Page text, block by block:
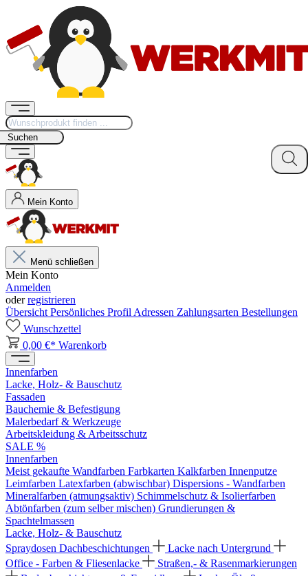
Suchen
Mein Konto
Menü schließen
Mein Konto
Anmelden
oderregistrieren
Übersicht Persönliches Profil Adressen Zahlungsarten Bestellungen
Wunschzettel
0,00 €* Warenkorb
Innenfarben
Lacke, Holz- & Bauschutz
Fassaden
Bauchemie & Befestigung
Malerbedarf & Werkzeuge
Arbeitskleidung & Arbeitsschutz
SALE %
Innenfarben
Meist gekaufte Wandfarben Farbkarten Kalkfarben Innenputze
Leimfarben Latexfarben (abwischbar) Dispersions - Wandfarben
Mineralfarben (atmungsaktiv) Schimmelschutz & Isolierfarben
Abtönfarben (zum selber mischen) Grundierungen &
Spachtelmassen
Lacke, Holz- & Bauschutz
Spraydosen Dachbeschichtungen
Lacke nach Untergrund
Office - Farben & Fliesenlacke
Straßen,- & Rasenmarkierungen